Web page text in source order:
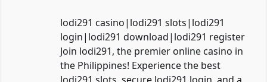
lodi291 casino|lodi291 slots|lodi291
login|lodi291 download|lodi291 register
Join lodi291, the premier online casino in
the Philippines! Experience the best